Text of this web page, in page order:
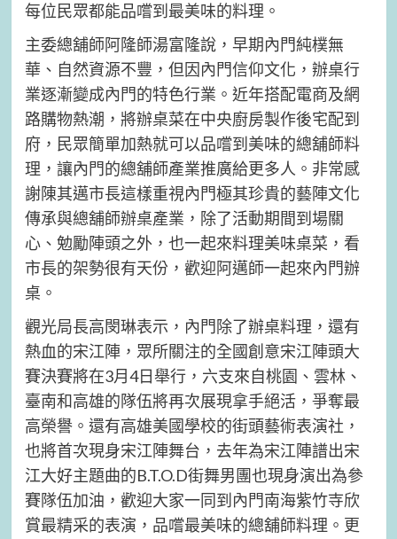
每位民眾都能品嚐到最美味的料理。
主委總舖師阿隆師湯富隆說，早期內門純樸無
華、自然資源不豐，但因內門信仰文化，辦桌行
業逐漸變成內門的特色行業。近年搭配電商及網
路購物熱潮，將辦桌菜在中央廚房製作後宅配到
府，民眾簡單加熱就可以品嚐到美味的總舖師料
理，讓內門的總舖師產業推廣給更多人。非常感
謝陳其邁市長這樣重視內門極其珍貴的藝陣文化
傳承與總舖師辦桌產業，除了活動期間到場關
心、勉勵陣頭之外，也一起來料理美味桌菜，看
市長的架勢很有天份，歡迎阿邁師一起來內門辦
桌。
觀光局長高閔琳表示，內門除了辦桌料理，還有
熱血的宋江陣，眾所關注的全國創意宋江陣頭大
賽決賽將在3月4日舉行，六支來自桃園、雲林、
臺南和高雄的隊伍將再次展現拿手絕活，爭奪最
高榮譽。還有高雄美國學校的街頭藝術表演社，
也將首次現身宋江陣舞台，去年為宋江陣譜出宋
江大好主題曲的B.T.O.D街舞男團也現身演出為參
賽隊伍加油，歡迎大家一同到內門南海紫竹寺欣
賞最精采的表演，品嚐最美味的總舖師料理。更